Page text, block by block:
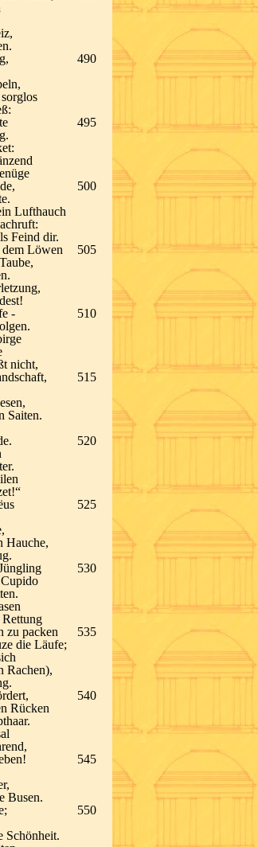
Lufthauch
Feind dir.
Löwen
-
nicht,
Saiten.
Hauche,
Rettung
zu packen
die Läufe;
Rachen),
Rücken
Busen.
Schönheit.
490
495
500
505
510
515
520
525
530
535
540
545
550